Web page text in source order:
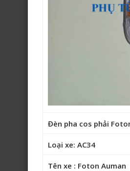
Đèn pha cos phải
Loại xe: AC34
Tên xe : Foton Auman